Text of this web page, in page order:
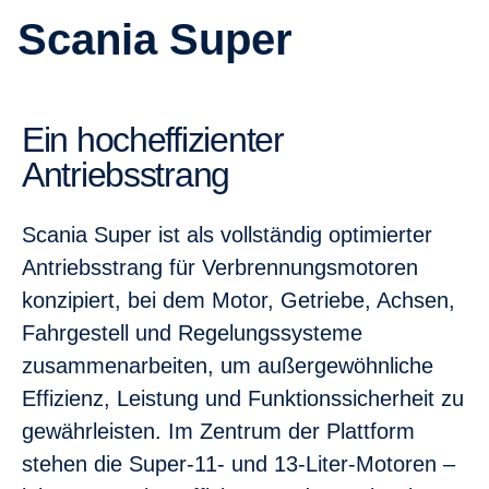
Scania Super
Ein hocheffizienter
Antriebsstrang
Scania Super ist als vollständig optimierter
Antriebsstrang für Verbrennungsmotoren
konzipiert, bei dem Motor, Getriebe, Achsen,
Fahrgestell und Regelungssysteme
zusammenarbeiten, um außergewöhnliche
Effizienz, Leistung und Funktionssicherheit zu
gewährleisten. Im Zentrum der Plattform
stehen die Super-11- und 13-Liter-Motoren –